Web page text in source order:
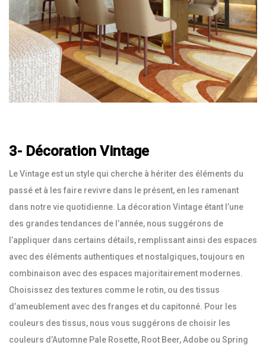
3- Décoration Vintage
Le Vintage est un style qui cherche à hériter des éléments du
passé et à les faire revivre dans le présent, en les ramenant
dans notre vie quotidienne. La décoration Vintage étant l’une
des grandes tendances de l’année, nous suggérons de
l’appliquer dans certains détails, remplissant ainsi des espaces
avec des éléments authentiques et nostalgiques, toujours en
combinaison avec des espaces majoritairement modernes.
Choisissez des textures comme le rotin, ou des tissus
d’ameublement avec des franges et du capitonné. Pour les
couleurs des tissus, nous vous suggérons de choisir les
couleurs d’Automne Pale Rosette, Root Beer, Adobe ou Spring